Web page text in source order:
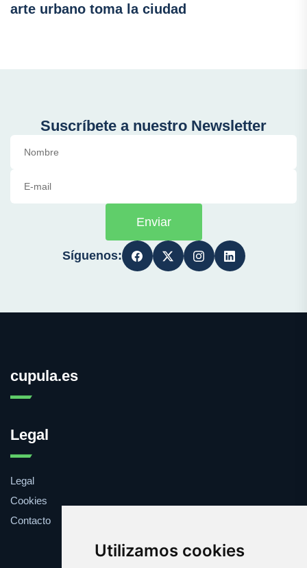
Utilizamos cookies
arte urbano toma la ciudad
Suscríbete a nuestro Newsletter
Enviar
Síguenos:
cupula.es
Legal
Legal
Cookies
Contacto